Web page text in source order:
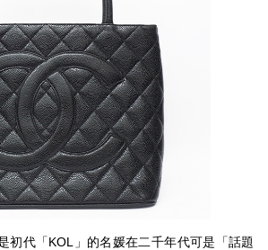
初代「KOL」的名媛在二千年代可是「話題